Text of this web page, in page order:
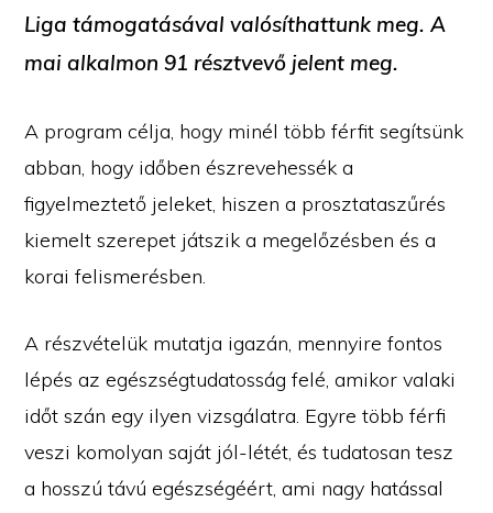
Liga támogatásával valósíthattunk meg. A
mai alkalmon 91 résztvevő jelent meg.
A program célja, hogy minél több férfit segítsünk
abban, hogy időben észrevehessék a
figyelmeztető jeleket, hiszen a prosztataszűrés
kiemelt szerepet játszik a megelőzésben és a
korai felismerésben.
A részvételük mutatja igazán, mennyire fontos
lépés az egészségtudatosság felé, amikor valaki
időt szán egy ilyen vizsgálatra. Egyre több férfi
veszi komolyan saját jól-létét, és tudatosan tesz
a hosszú távú egészségéért, ami nagy hatással